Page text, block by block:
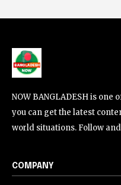
NOW BANGLADESH is
you can get the latest
world situations. Follow
COMPANY